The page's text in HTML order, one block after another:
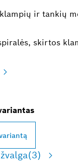
ir tankių
skirtos
(3)